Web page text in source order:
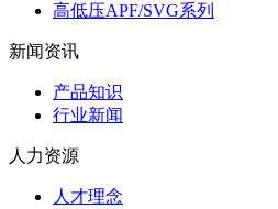
高低压APF/SVG系列
新闻资讯
产品知识
行业新闻
人力资源
人才理念